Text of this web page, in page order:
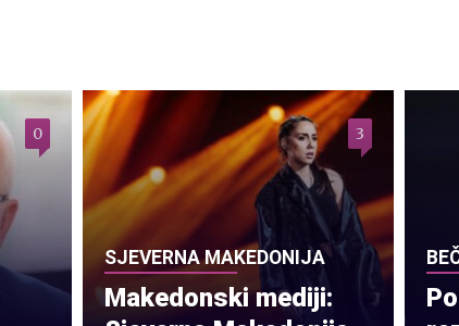
0
SJEVERNA MAKEDONIJA
Makedonski mediji:
3